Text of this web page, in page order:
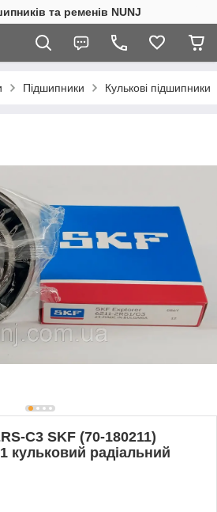
та ременів NUNJ
Підшипники Кулькові підшипники
C3 SKF (70-180211)
кульковий радіальний